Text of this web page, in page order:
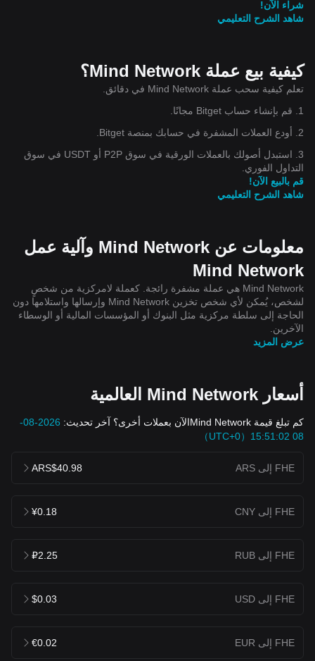
شراء الآن!
شاهد الشرح التعليمي
كيفية بيع عملة Mind Network؟
تعلم كيفية سحب عملة Mind Network في دقائق.
1. قم بإنشاء حساب Bitget مجانًا.
2. أودع العملات المشفرة في حسابك بمنصة Bitget.
3. استبدل أصولك بالعملات الورقية في سوق P2P أو USDT في سوق
التداول الفوري.
قم بالبيع الآن!
شاهد الشرح التعليمي
معلومات عن Mind Network وآلية عمل
Mind Network
Mind Network هي عملة مشفرة رائجة. كعملة لامركزية من شخصٍ
لشخص، يُمكن لأي شخص تخزين Mind Network وإرسالها واستلامها دون
الحاجة إلى سلطة مركزية مثل البنوك أو المؤسسات المالية أو الوسطاء
الآخرين.
عرض المزيد
أسعار Mind Network العالمية
كم تبلغ قيمة Mind Networkالآن بعملات أخرى؟ آخر تحديث:
2026-08-
08 15:51:02（UTC+0）
FHE إلى ARS ARS$40.98
FHE إلى CNY ¥0.18
FHE إلى RUB ₽2.25
FHE إلى USD $0.03
FHE إلى EUR €0.02